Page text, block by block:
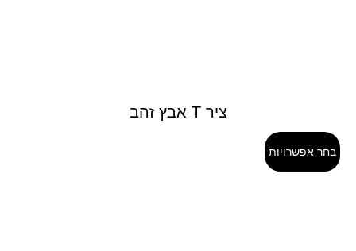
ציר T אבץ זהב
בחר אפשרויות